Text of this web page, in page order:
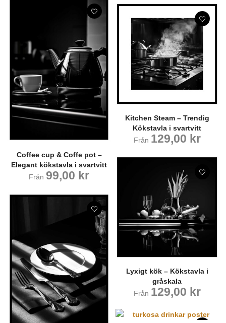
Coffee cup & Coffe pot –
Elegant kökstavla i svartvitt
Från 99,00 kr
Kitchen Steam – Trendig
Kökstavla i svartvitt
Från 129,00 kr
Lyxigt kök – Kökstavla i
gråskala
Från 129,00 kr